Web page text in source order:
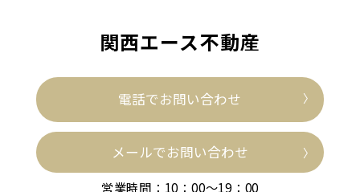
関西エース不動産
電話でお問い合わせ
メールでお問い合わせ
営業時間：10：00～19：00